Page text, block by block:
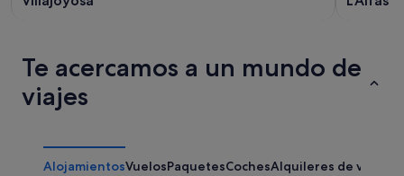
Te acercamos a un mundo de
viajes
AlojamientosVuelosPaquetesCochesAlquileres de